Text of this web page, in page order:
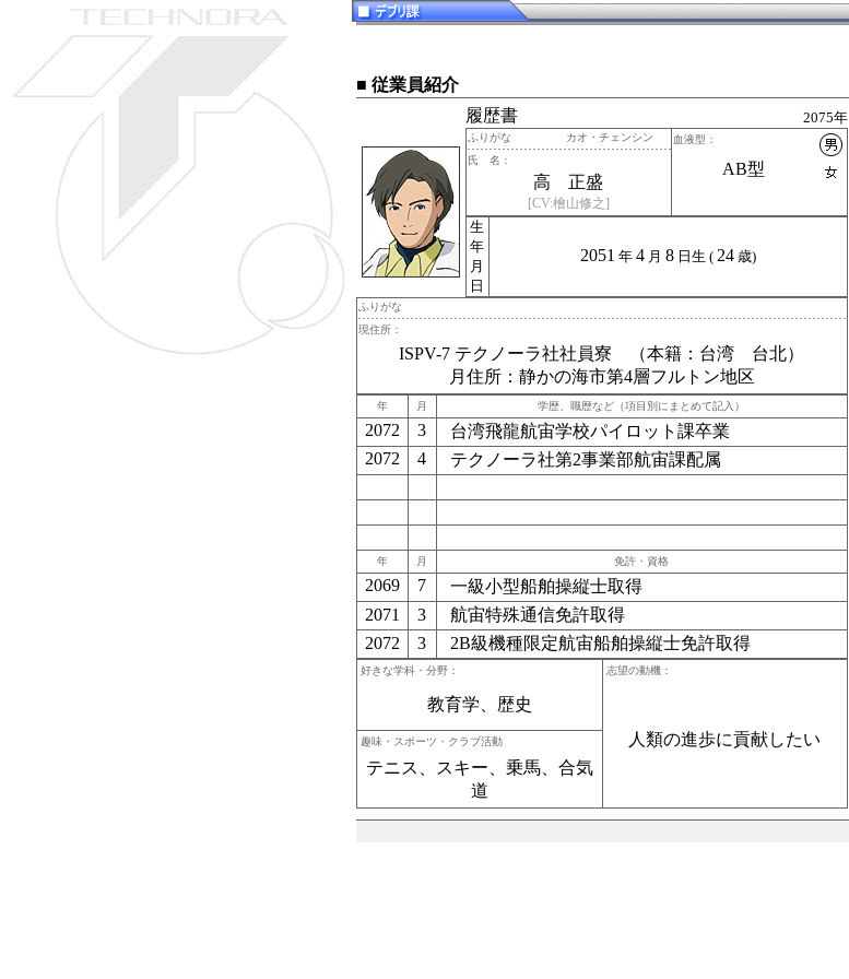
■ 従業員紹介
履歴書
2075年
ふりがな カオ・チェンシン
氏 名：
高 正盛
[CV:檜山修之]
血液型：
AB型
生
年
月
日
2051 年 4月 8日生 ( 24歳)
ふりがな
現住所：
ISPV-7 テクノーラ社社員寮 （本籍：台湾 台北）
月住所：静かの海市第4層フルトン地区
年 月 学歴、職歴など（項目別にまとめて記入）
2072 3
台湾飛龍航宙学校パイロット課卒業
2072
4 テクノーラ社第2事業部航宙課配属
年 月 免許・資格
2069 7
一級小型船舶操縦士取得
2071
3
航宙特殊通信免許取得
2072
3 2B級機種限定航宙船舶操縦士免許取得
好きな学科・分野：
教育学、歴史
志望の動機：
人類の進歩に貢献したい
趣味・スポーツ・クラブ活動
テニス、スキー、乗馬、合気
道